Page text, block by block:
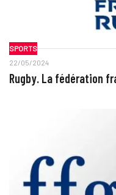
SPORTS
22/05/2024
Rugby. La fédération